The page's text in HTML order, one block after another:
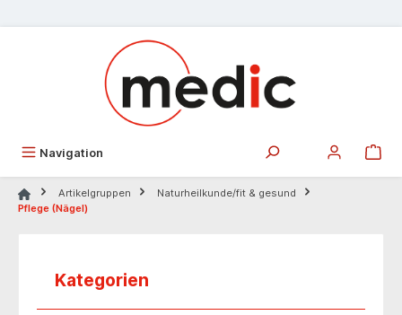
Navigation
Artikelgruppen
Naturheilkunde/fit & gesund
Pflege (Nägel)
Kategorien